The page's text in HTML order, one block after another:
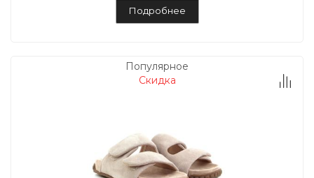
Подробнее
Популярное
Скидка